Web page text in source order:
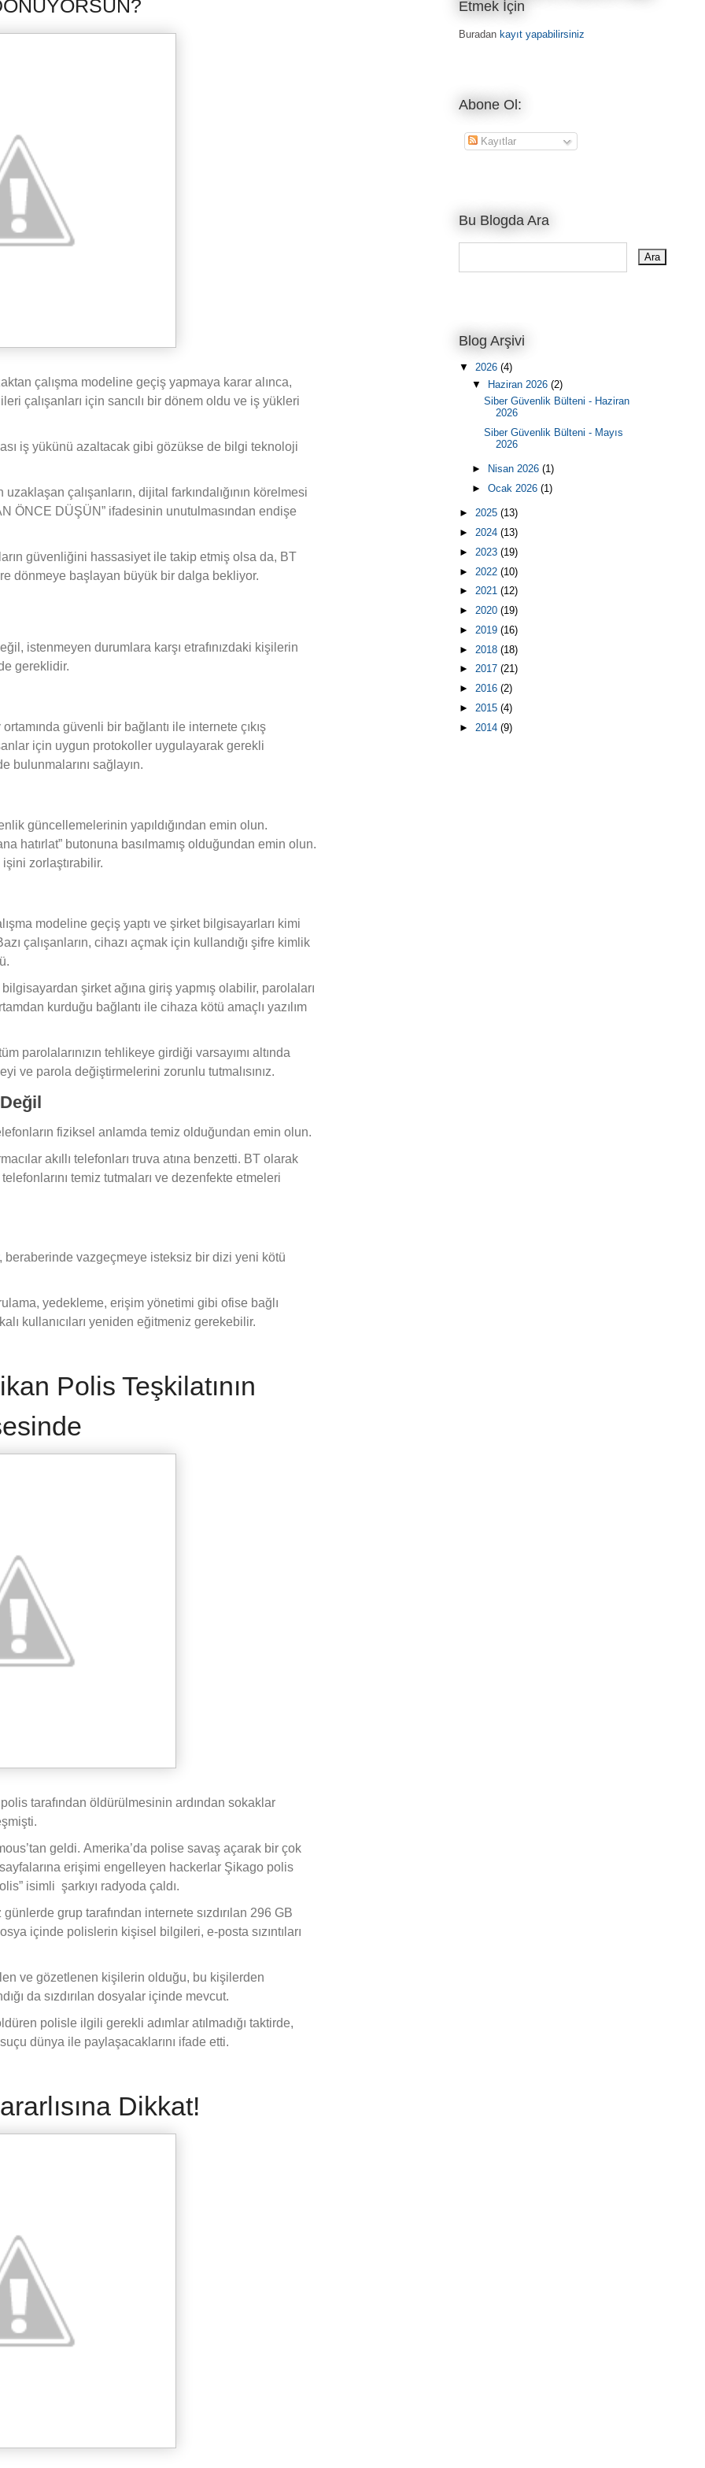
çalışma modeline geçiş yapmaya karar alınca,
çalışanları için sancılı bir dönem oldu ve iş yükleri
iş yükünü azaltacak gibi gözükse de bilgi teknoloji
çalışanların, dijital farkındalığının körelmesi
ÖNCE DÜŞÜN” ifadesinin unutulmasından endişe
güvenliğini hassasiyet ile takip etmiş olsa da, BT
dönmeye başlayan büyük bir dalga bekliyor.
istenmeyen durumlara karşı etrafınızdaki kişilerin
gereklidir.
güvenli bir bağlantı ile internete çıkış
için uygun protokoller uygulayarak gerekli
bulunmalarını sağlayın.
güncellemelerinin yapıldığından emin olun.
hatırlat” butonuna basılmamış olduğundan emin olun.
işini zorlaştırabilir.
modeline geçiş yaptı ve şirket bilgisayarları kimi
çalışanların, cihazı açmak için kullandığı şifre kimlik
şirket ağına giriş yapmış olabilir, parolaları
kurduğu bağlantı ile cihaza kötü amaçlı yazılım
parolalarınızın tehlikeye girdiği varsayımı altında
ve parola değiştirmelerini zorunlu tutmalısınız.
fiziksel anlamda temiz olduğundan emin olun.
akıllı telefonları truva atına benzetti. BT olarak
temiz tutmaları ve dezenfekte etmeleri
beraberinde vazgeçmeye isteksiz bir dizi yeni kötü
yedekleme, erişim yönetimi gibi ofise bağlı
kullanıcıları yeniden eğitmeniz gerekebilir.
Polis Teşkilatının
tarafından öldürülmesinin ardından sokaklar
geldi. Amerika’da polise savaş açarak bir çok
erişimi engelleyen hackerlar Şikago polis
isimli şarkıyı radyoda çaldı.
grup tarafından internete sızdırılan 296 GB
içinde polislerin kişisel bilgileri, e-posta sızıntıları
ve gözetlenen kişilerin olduğu, bu kişilerden
da sızdırılan dosyalar içinde mevcut.
polisle ilgili gerekli adımlar atılmadığı taktirde,
dünya ile paylaşacaklarını ifade etti.
Dikkat!
Etmek İçin
Buradan kayıt yapabilirsiniz
Abone Ol:
Kayıtlar
Bu Blogda Ara
Blog Arşivi
▼ 2026 (4)
▼
Haziran 2026 (2)
Siber Güvenlik Bülteni - Haziran
2026
Siber Güvenlik Bülteni - Mayıs
2026
► Nisan 2026 (1)
► Ocak 2026 (1)
► 2025 (13)
► 2024 (13)
► 2023 (19)
► 2022 (10)
► 2021 (12)
► 2020 (19)
► 2019 (16)
► 2018 (18)
► 2017 (21)
► 2016 (2)
► 2015 (4)
► 2014 (9)